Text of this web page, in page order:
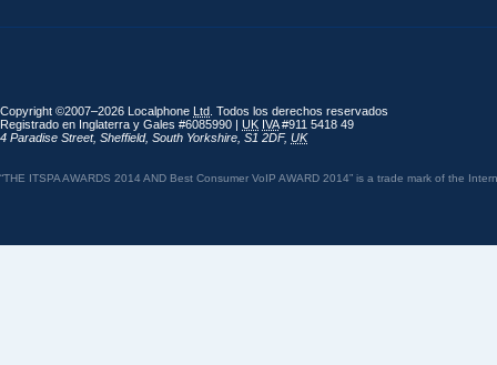
Copyright ©2007–2026 Localphone Ltd . Todos los derechos reservados
Registrado en Inglaterra y Gales #6085990 | UK IVA#911 5418 49
4 Paradise Street, Sheffield, South Yorkshire S1 2DF, UK
“THE ITSPA AWARDS 2014 AND Best Consumer VoIP AWARD 2014” is a trade mark of the